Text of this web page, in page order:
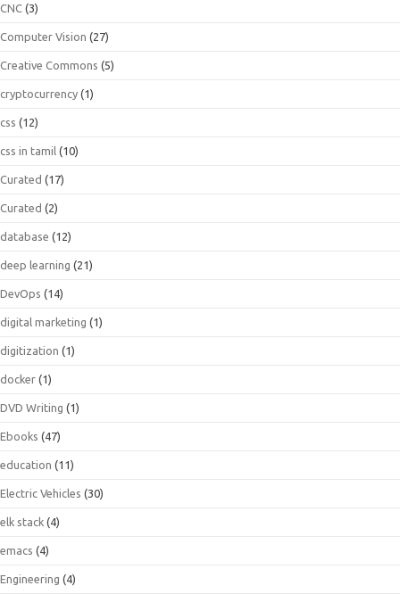
CNC (3)
Computer Vision (27)
Creative Commons (5)
cryptocurrency (1)
css (12)
css in tamil (10)
Curated (17)
Curated (2)
database (12)
deep learning (21)
DevOps (14)
digital marketing (1)
digitization (1)
docker (1)
DVD Writing (1)
Ebooks (47)
education (11)
Electric Vehicles (30)
elk stack (4)
emacs (4)
Engineering (4)